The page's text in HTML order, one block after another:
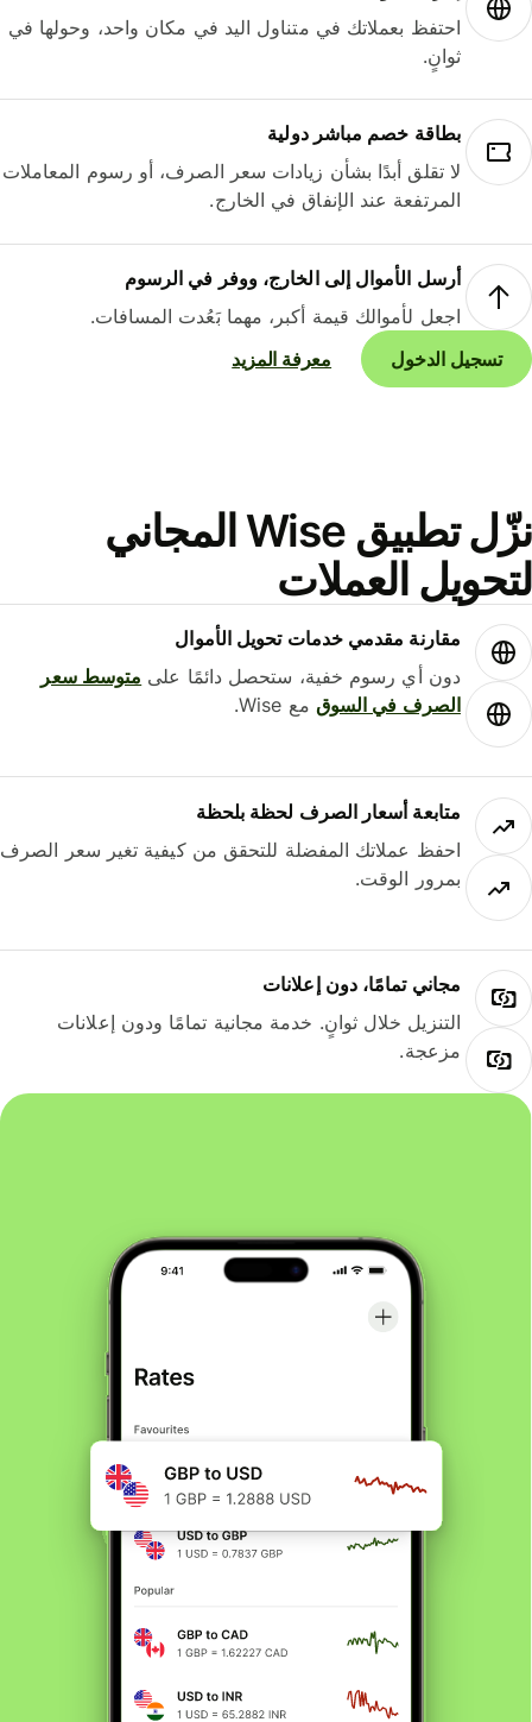
احتفظ بعملاتك في متناول اليد في مكان واحد، وحولها في
ثوانٍ.
بطاقة خصم مباشر دولية
لا تقلق أبدًا بشأن زيادات سعر الصرف، أو رسوم المعاملات
المرتفعة عند الإنفاق في الخارج.
أرسل الأموال إلى الخارج، ووفر في الرسوم
اجعل لأموالك قيمة أكبر، مهما بَعُدت المسافات.
تسجيل الدخول
معرفة المزيد
نزّل تطبيق Wise المجاني
العملات
مقارنة مقدمي خدمات تحويل الأموال
دون أي رسوم خفية، ستحصل دائمًا علىمتوسط ​​سعر
الصرف في السوقمع Wise.
متابعة أسعار الصرف لحظة بلحظة
احفظ عملاتك المفضلة للتحقق من كيفية تغير سعر الصرف
بمرور الوقت.
مجاني تمامًا، دون إعلانات
التنزيل خلال ثوانٍ. خدمة مجانية تمامًا ودون إعلانات
مزعجة.